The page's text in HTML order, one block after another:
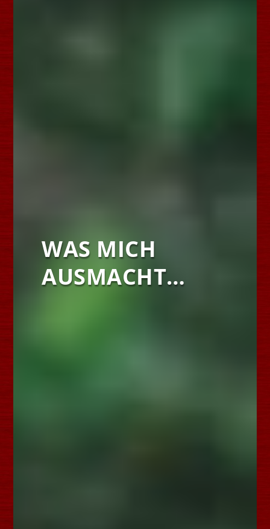
WAS MICH
AUSMACHT…